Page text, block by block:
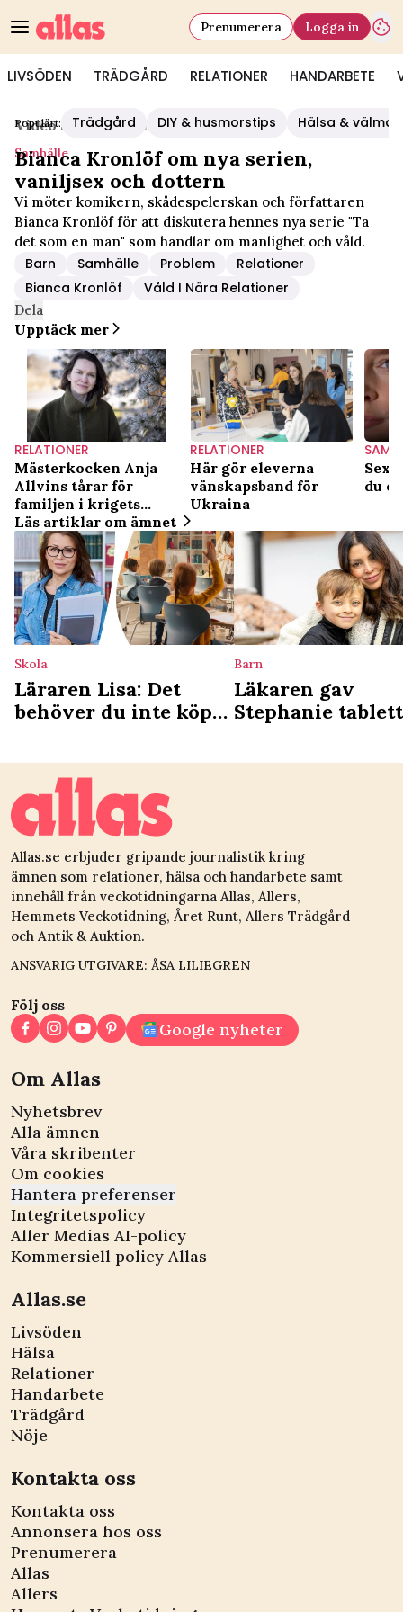
LIVSÖDEN TRÄDGÅRD RELATIONER HANDARBETE
Prenumerera Logga in
Populärt: Trädgård DIY & husmorstips Hälsa &
Video Start/Samhälle
Samhälle
Bianca Kronlöf om nya serien,
vaniljsex och dottern
Vi möter komikern, skådespelerskan och författaren
Bianca Kronlöf för att diskutera hennes nya serie "Ta
det som en man" som handlar om manlighet och våld.
Barn Samhälle Problem
Relationer
Bianca Kronlöf
Våld I Nära Relationer
Dela
Upptäck mer
RELATIONER
Mästerkocken Anja
Allvins tårar för
familjen i krigets
Ukraina: "Mardröm"
RELATIONER
Här gör eleverna
vänskapsband för
Ukraina
du
Läs artiklar om ämnet
Skola
Läraren Lisa: Det
behöver du inte köpa
skolstarten – bara
onödigt
Barn
Läkaren gav
Stephanie
sekund
Allas.se erbjuder gripande journalistik kring
ämnen som relationer, hälsa och handarbete samt
innehåll från veckotidningarna Allas, Allers,
Hemmets Veckotidning, Året Runt, Allers Trädgård
och Antik & Auktion.
ANSVARIG UTGIVARE: ÅSA LILIEGREN
Följ oss
Google nyheter
Om Allas
Nyhetsbrev
Alla ämnen
Våra skribenter
Om cookies
Hantera preferenser
Integritetspolicy
Aller Medias AI-policy
Kommersiell policy Allas
Allas.se
Livsöden
Hälsa
Relationer
Handarbete
Trädgård
Nöje
Kontakta oss
Kontakta oss
Annonsera hos oss
Prenumerera
Allas
Allers